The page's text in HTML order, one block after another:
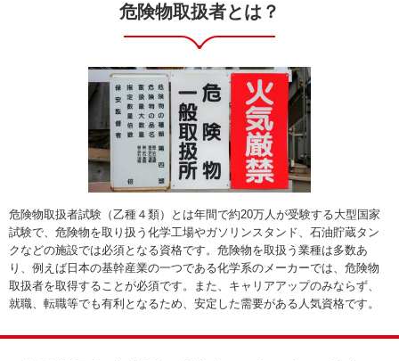
危険物取扱者とは？
危険物取扱者試験（乙種４類）とは年間で約20万人が受験する大型国家
試験で、危険物を取り扱う化学工場やガソリンスタンド、石油貯蔵タン
クなどの施設では必須となる資格です。危険物を取扱う業種は多数あ
り、例えば日本の基幹産業の一つである化学系のメーカーでは、危険物
取扱者を取得することが必須です。また、キャリアアップのみならず、
就職、転職等でも有利となるため、安定した需要がある人気資格です。